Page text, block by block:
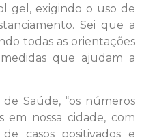
gel, exigindo o uso de
Sei que a
todas as orientações
que ajudam a
Saúde, “os números
em nossa cidade, com
casos positivados e